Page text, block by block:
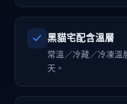
黑貓宅配含溫層
常溫／冷藏／冷凍溫
天。